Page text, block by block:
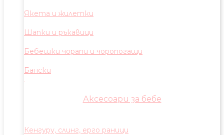
Якета и жилетки
Шапки и ръкавици
Бебешки чорапи и чоропогащи
Бански
Аксесоари за бебе
Кенгуру, слинг, ерго раници